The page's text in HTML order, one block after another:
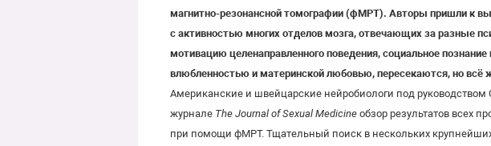
магнитно-резонансной томографии (фМРТ). Авторы пришли к
с активностью многих отделов мозга, отвечающих за разные
мотивацию целенаправленного поведения, социальное
влюбленностью и материнской любовью, пересекаются, но
Американские и швейцарские нейробиологи под руководством
журнале The Journal of Sexual Medicine обзор результатов всех
при помощи фМРТ. Тщательный поиск в нескольких